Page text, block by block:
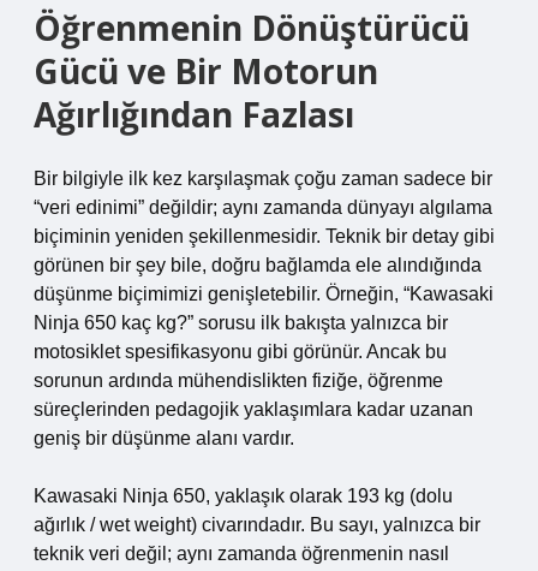
Öğrenmenin Dönüştürücü
Gücü ve Bir Motorun
Ağırlığından Fazlası
Bir bilgiyle ilk kez karşılaşmak çoğu zaman sadece bir
“veri edinimi” değildir; aynı zamanda dünyayı algılama
biçiminin yeniden şekillenmesidir. Teknik bir detay gibi
görünen bir şey bile, doğru bağlamda ele alındığında
düşünme biçimimizi genişletebilir. Örneğin, “Kawasaki
Ninja 650 kaç kg?” sorusu ilk bakışta yalnızca bir
motosiklet spesifikasyonu gibi görünür. Ancak bu
sorunun ardında mühendislikten fiziğe, öğrenme
süreçlerinden pedagojik yaklaşımlara kadar uzanan
geniş bir düşünme alanı vardır.
Kawasaki Ninja 650, yaklaşık olarak 193 kg (dolu
ağırlık / wet weight) civarındadır. Bu sayı, yalnızca bir
teknik veri değil; aynı zamanda öğrenmenin nasıl